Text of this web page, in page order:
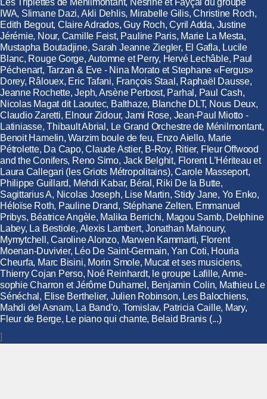
IWA, Slimane Dazi, Akli Dehlis, Mirabelle Gilis, Christine Roch,
Edith Begout, Claire Adrados, Guy Roch, Cyril Adda, Justine
Jérémie, Nour, Camille Feist, Pauline Paris, Marie La Mesta,
Mustapha Boutadjine, Sarah Jeanne Ziegler, El Gafla, Lucile
Blanc, Rouge Gorge, Automne et Perry, Hervé Lechâble, Paul
Péchenart, Tarzan & Eve - Nina Morato et Stephane «Fergus»
Dorey, Râlouex, Eric Tafani, François Staal, Raphaël Dausse,
Jeanne Rochette, Jeph, Arsène Perbost, Parhal, Paul Cash,
Nicolas Magat dit Laoutec, Balthaze, Blanche DLT, Nous Deux,
Claudio Zaretti, Elnour Zidour, Jami Rose, Jean-Paul Miotto -
Latiniasse, Thibault Abrial, Le Grand Orchestre de Ménilmontant,
Benoit Hamelin, Warzim boule de feu, Enzo Aiello, Marie
Pétrolette, Da Capo, Claude Astier, B-Roy, Ritier, Fleur Offwood
and the Conifers, Reno Simo, Jack Belghit, Florent L’Hériteau et
Laura Callegari (les Griots Métropolitains), Carole Masseport,
Philippe Guillard, Mehdi Kabar, Béral, Riki De la Butte,
Sagittarius A, Nicolas Joseph, Lise Martin, Stidy Jane, Yo Enko,
Héloïse Roth, Pauline Drand, Stéphane Zelten, Emmanuel
Pribys, Béatrice Angèle, Malika Berrichi, Magou Samb, Delphine
Labey, La Bestiole, Alexis Lambert, Jonathan Malnoury,
Mymytchell, Caroline Alonzo, Marwen Kammarti, Florent
Moenan-Duvivier, Léo De Saint-Germain, Yan Coti, Houria
Cheurfa, Marc Bisini, Morin Smole, Mucat et ses musiciens,
Thierry Cojan Perso, Noé Reinhardt, le groupe Lafille, Anne-
sophie Charron et Jérôme Duhamel, Benjamin Colin, Mathieu Le
Sénéchal, Elise Berthelier, Julien Robinson, Les Balochiens,
Mahdi del Asnam, La Band’o, Tomislav, Patricia Caille, Mary,
Fleur de Berge, Le piano qui chante, Belaid Branis (...)
]